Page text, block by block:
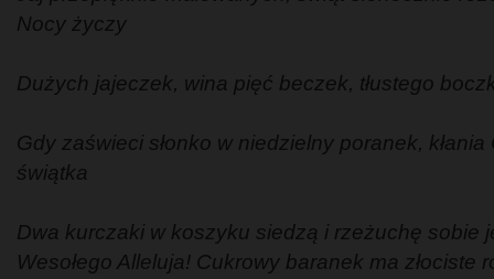
Nocy życzy
Dużych jajeczek, wina pięć beczek, tłustego
Gdy zaświeci słonko w niedzielny poranek,
świątka
Dwa kurczaki w koszyku siedzą i rzeżuchę sobie
Wesołego Alleluja! Cukrowy baranek ma złociste